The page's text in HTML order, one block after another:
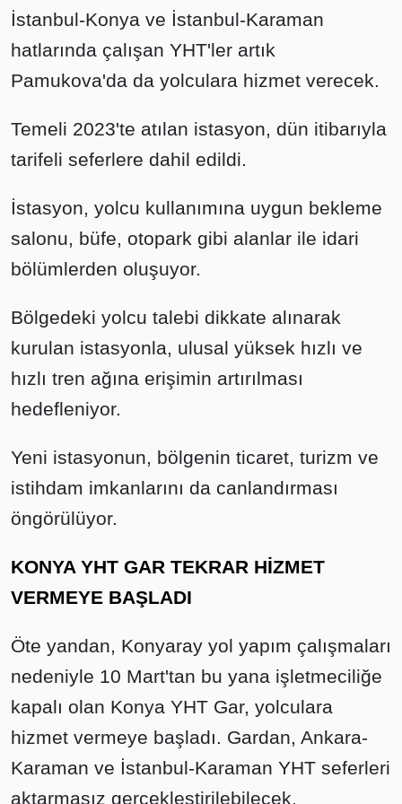
İstanbul-Konya ve İstanbul-Karaman
hatlarında çalışan YHT'ler artık
Pamukova'da da yolculara hizmet verecek.
Temeli 2023'te atılan istasyon, dün itibarıyla
tarifeli seferlere dahil edildi.
İstasyon, yolcu kullanımına uygun bekleme
salonu, büfe, otopark gibi alanlar ile idari
bölümlerden oluşuyor.
Bölgedeki yolcu talebi dikkate alınarak
kurulan istasyonla, ulusal yüksek hızlı ve
hızlı tren ağına erişimin artırılması
hedefleniyor.
Yeni istasyonun, bölgenin ticaret, turizm ve
istihdam imkanlarını da canlandırması
öngörülüyor.
KONYA YHT GAR TEKRAR HİZMET
VERMEYE BAŞLADI
Öte yandan, Konyaray yol yapım çalışmaları
nedeniyle 10 Mart'tan bu yana işletmeciliğe
kapalı olan Konya YHT Gar, yolculara
hizmet vermeye başladı. Gardan, Ankara-
Karaman ve İstanbul-Karaman YHT seferleri
aktarmasız gerçekleştirilebilecek.